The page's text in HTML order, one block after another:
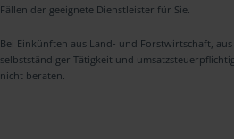
Fällen der geeignete Dienstleister für Sie.
Bei Einkünften aus Land- und Forstwirtschaft,
selbstständiger Tätigkeit und
nicht beraten.